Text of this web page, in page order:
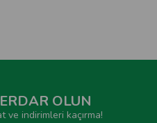
OLUN
ve indirimleri kaçırma!